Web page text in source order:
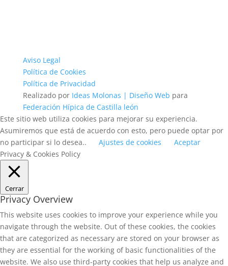
Aviso Legal
Política de Cookies
Política de Privacidad
Realizado por Ideas Molonas | Diseño Web para
Federación Hípica de Castilla león
Este sitio web utiliza cookies para mejorar su experiencia.
Asumiremos que está de acuerdo con esto, pero puede optar por
no participar si lo desea..
Ajustes de cookies
Aceptar
Privacy & Cookies Policy
Cerrar
Privacy Overview
This website uses cookies to improve your experience while you
navigate through the website. Out of these cookies, the cookies
that are categorized as necessary are stored on your browser as
they are essential for the working of basic functionalities of the
website. We also use third-party cookies that help us analyze and